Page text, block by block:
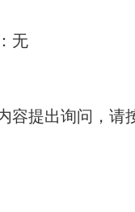
： 无
容提出询问，请